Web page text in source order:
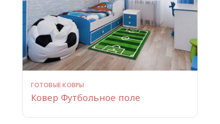
ГОТОВЫЕ КОВРЫ
Ковер Футбольное поле